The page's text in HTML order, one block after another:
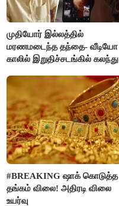
முதியோர் இல்லத்தில்
மரணமடைந்த தந்தை- வீடியோ
காலில் இறுதிச்சடங்கில் கலந்து
#BREAKING ஷாக் கொடுத்த
தங்கம் விலை! அதிரடி விலை
உயர்வு